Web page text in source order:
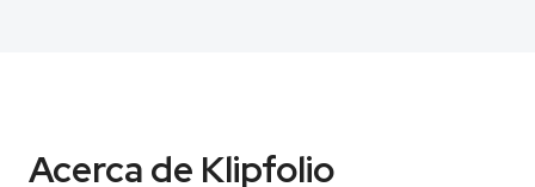
Acerca de Klipfolio